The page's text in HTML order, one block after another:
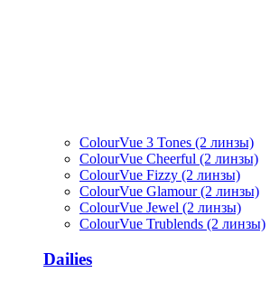
ColourVue 3 Tones (2 линзы)
ColourVue Cheerful (2 линзы)
ColourVue Fizzy (2 линзы)
ColourVue Glamour (2 линзы)
ColourVue Jewel (2 линзы)
ColourVue Trublends (2 линзы)
Dailies